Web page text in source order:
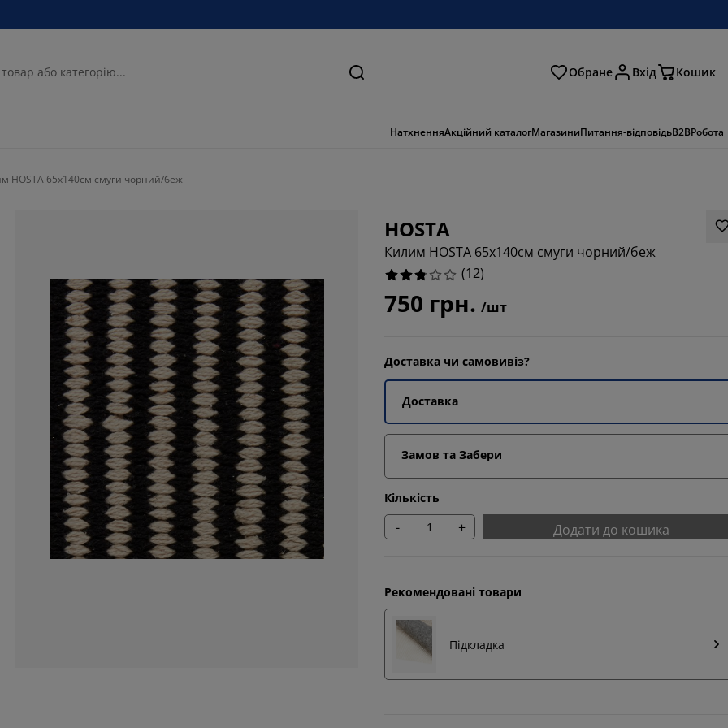
Пошук Обране Вхід Кошик
НатхненняАкційний каталогМагазиниПитання-відповідьB2BРобота
HOSTA 65x140см смуги чорний/беж
HOSTA
Килим HOSTA 65x140см смуги чорний/беж
(12)
750 грн. /шт
Доставка чи самовивіз?
Доставка
Замов та Забери
Кількість
- + Додати до кошика
Рекомендовані товари
Підкладка
41.66666666666667%
8.333333333333332%